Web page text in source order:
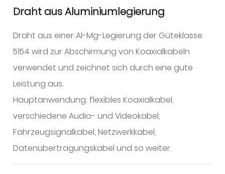
Draht aus Aluminiumlegierung
Draht aus einer Al-Mg-Legierung der Güteklasse
5154 wird zur Abschirmung von Koaxialkabeln
verwendet und zeichnet sich durch eine gute
Leistung aus.
Hauptanwendung: flexibles Koaxialkabel,
verschiedene Audio- und Videokabel,
Fahrzeugsignalkabel, Netzwerkkabel,
Datenübertragungskabel und so weiter.